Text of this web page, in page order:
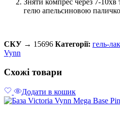
гелю апельсиновою
СКУ → 15696 Категорії: гель-
Vynn
Схожі товари
Додати в кошик